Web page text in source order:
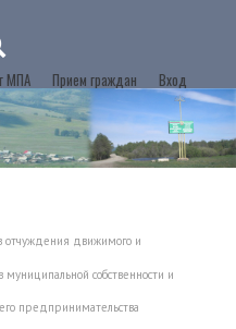
МПА Прием граждан Вход
отчуждения движимого и
собственности и
предпринимательства